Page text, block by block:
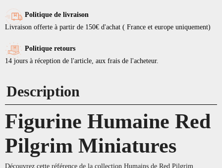
Politique de livraison
Livraison offerte à partir de 150€ d'achat ( France et europe uniquement)
Politique retours
14 jours à réception de l'article, aux frais de l'acheteur.
Description
Figurine Humaine Red
Pilgrim Miniatures
Découvrez cette référence de la collection Humains de Red Pilgrim